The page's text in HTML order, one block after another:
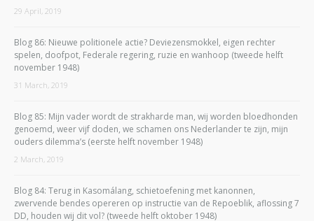
29 April, 2019
Blog 86: Nieuwe politionele actie? Deviezensmokkel, eigen rechter
spelen, doofpot, Federale regering, ruzie en wanhoop (tweede helft
november 1948)
31 March, 2019
Blog 85: Mijn vader wordt de strakharde man, wij worden bloedhonden
genoemd, weer vijf doden, we schamen ons Nederlander te zijn, mijn
ouders dilemma’s (eerste helft november 1948)
2 March, 2019
Blog 84: Terug in Kasomálang, schietoefening met kanonnen,
zwervende bendes opereren op instructie van de Repoeblik, aflossing 7
DD, houden wij dit vol? (tweede helft oktober 1948)